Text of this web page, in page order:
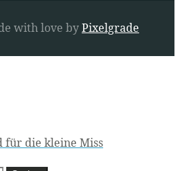
with love byPixelgrade
für die kleine Miss